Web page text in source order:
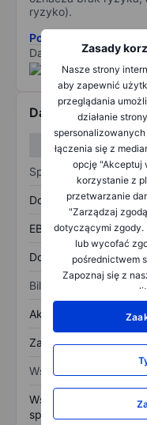
Zasady
Nasze strony
aby zapewnić
przeglądania
działanie
łączenia się z
opcję "Akceptuj
korzystanie z
przetwarzanie
"Zarządzaj
dotyczącymi zgody.
lub wycofać
pośrednictwem
Zapoznaj się z
ryzyko).
Pobierz metodologię
Dane dostarczone
Dane finansowe
Sprawozdanie z
Dochód
EBITDA
Dochód netto
Bilans
Aktywa ogółem
Zadłużenie ogółem
Wskaźniki
Współczynnik cena do
sprzedaży